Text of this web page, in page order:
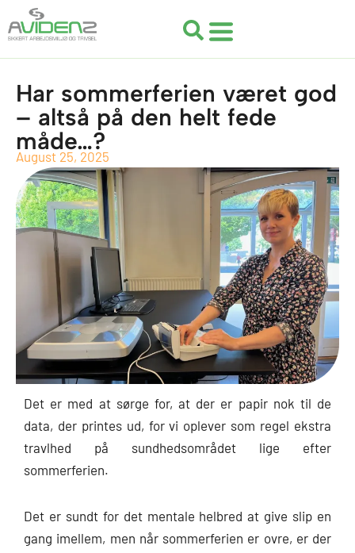
til
indholdet
Har sommerferien været god
– altså på den helt fede
måde…?
August 25, 2025
Det er med at sørge for, at der er papir nok til de
data, der printes ud, for vi oplever som regel ekstra
travlhed på sundhedsområdet lige efter
sommerferien.
Det er sundt for det mentale helbred at give slip en
gang imellem, men når sommerferien er ovre, er der